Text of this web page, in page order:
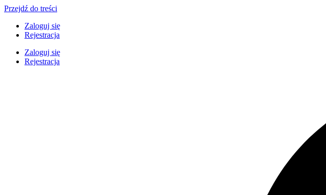
Przejdź do treści
Zaloguj się
Rejestracja
Zaloguj się
Rejestracja